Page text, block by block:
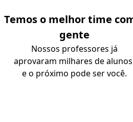
Temos o melhor time
gente
Nossos professores já
aprovaram milhares de
e o próximo pode ser você.